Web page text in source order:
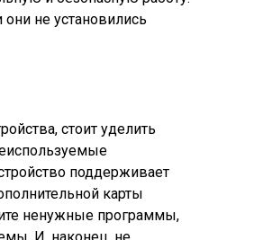
не установились
стоит уделить
поддерживает
карты
ненужные программы,